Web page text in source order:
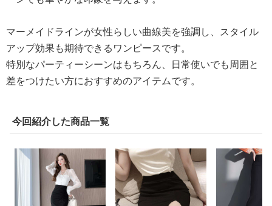
マーメイドラインが女性らしい曲線美を強調し、スタイル
アップ効果も期待できるワンピースです。
特別なパーティーシーンはもちろん、日常使いでも周囲と
差をつけたい方におすすめのアイテムです。
今回紹介した商品一覧